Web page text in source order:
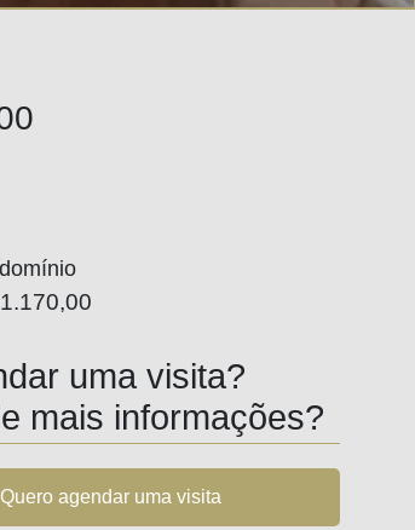
uma visita?
mais informações?
Quero agendar uma visita